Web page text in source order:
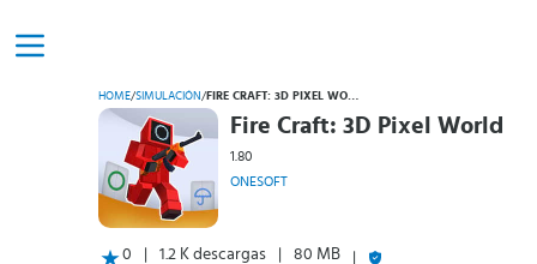
HOME/SIMULACIÓN/ FIRE CRAFT: 3D PIXEL WORLD
Fire Craft: 3D Pixel World
1.80
ONESOFT
0 1.2 K descargas 80 MB